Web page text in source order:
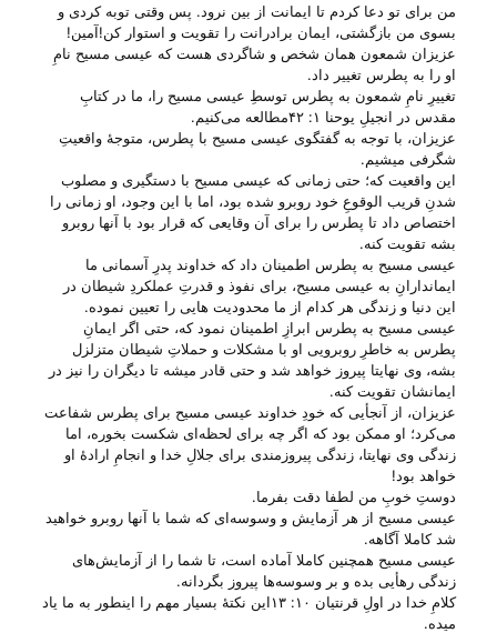
من برای تو دعا کردم تا ایمانت از بین نرود. پس وقتی توبه کردی و
بسوی من بازگشتی، ایمان برادرانت را تقویت و استوار کن!آمین!
عزیزان شمعون همان شخص و شاگردی هست که عیسی مسیح نامِ
او را به پطرس تغییر داد.
تغییرِ نامِ شمعون به پطرس توسطِ عیسی مسیح را، ما در کتابِ
مقدس در انجیلِ یوحنا ۱: ۴۲مطالعه می‌‌کنیم.
عزیزان، با توجه به گفتگوی عیسی مسیح با پطرس، متوجهٔ واقعیتِ
شگرفی میشیم.
این واقعیت که؛ حتی زمانی که عیسی مسیح با دستگیری و مصلوب
شدنِ قریب الوقوعِ خود روبرو شده بود، اما با این وجود، او زمانی را
اختصاص داد تا پطرس را برای آن وقایعی که قرار بود با آنها روبرو
بشه تقویت کنه.
عیسی مسیح به پطرس اطمینان داد که خداوند پدرِ آسمانی ما
ایماندارانِ به عیسی مسیح، برای نفوذ و قدرتِ عملکردِ شیطان در
این دنیا و زندگی هر کدام از ما محدودیت هایی را تعیین نموده.
عیسی مسیح به پطرس ابرازِ اطمینان نمود که، حتی اگر ایمانِ
پطرس به خاطرِ روبرویی او با مشکلات و حملاتِ شیطان متزلزل
بشه، وی نهایتا پیروز خواهد شد و حتی قادر میشه تا دیگران را نیز در
ایمانشان تقویت کنه.
عزیزان، از آنجأیی که خودِ خداوند عیسی مسیح برای پطرس شفاعت
می‌‌کرد؛ او ممکن بود که اگر چه برای لحظه‌ای شکست بخوره، اما
زندگی وی نهایتا، زندگی پیروزمندی برای جلالِ خدا و انجامِ ارادهٔ او
خواهد بود!
دوستِ خوبِ من لطفا دقت بفرما.
عیسی مسیح از هر آزمایش و وسوسه‌ای که شما با آنها روبرو خواهید
شد کاملا آگاهه.
عیسی مسیح همچنین کاملا آماده است، تا شما را از آزمایش‌های
زندگی رهأیی بده و بر وسوسه‌ها پیروز بگردانه.
کلامِ خدا در اولِ قرنتیان ۱۰: ۱۳این نکتهٔ بسیار مهم را اینطور به ما یاد
میده.